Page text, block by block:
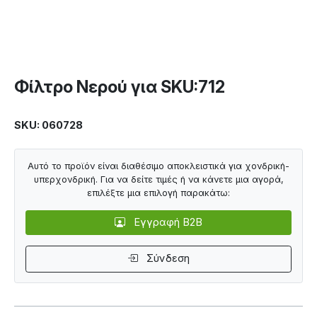
Φίλτρο Νερού για SKU:712
SKU: 060728
Αυτό το προϊόν είναι διαθέσιμο αποκλειστικά για χονδρική-
υπερχονδρική. Για να δείτε τιμές ή να κάνετε μια αγορά,
επιλέξτε μια επιλογή παρακάτω:
Εγγραφή B2B
Σύνδεση